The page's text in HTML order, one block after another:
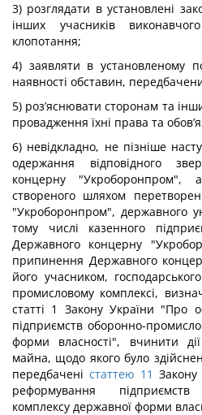
3) розглядати в установлені
інших учасників
клопотання;
4) заявляти в установленому
наявності обставин,
5) роз’яснювати сторонам та
провадження їхні права та
6) невідкладно, не пізніше
одержання відповідного
концерну "Укроборонпром",
cтвореного шляхом
"Укроборонпром", державного
тому числі казенного
Державного концерну
припинення Державного
його учасником,
промисловому комплексі,
статті 1 Закону України "Про
підприємств оборонно-
форми власності", вчинити
майна, щодо якого було
передбачені статтею 11 Закону
реформування підприємств
комплексу державної форми